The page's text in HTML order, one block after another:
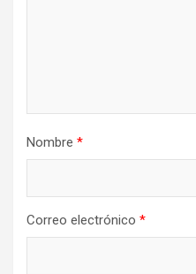
Nombre *
Correo electrónico *